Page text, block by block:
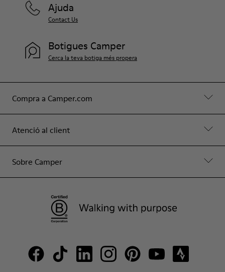
Compra a Camper.com
Atenció al client
Sobre Camper
Ajuda
Contact Us
Botigues Camper
Cerca la teva botiga més propera